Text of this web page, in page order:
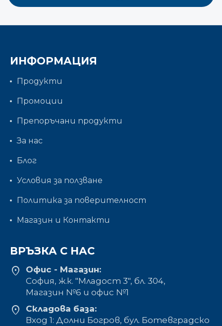
ИНФОРМАЦИЯ
Продукти
Промоции
Препоръчани продукти
За нас
Блог
Условия за ползване
Политика за поверителност
Магазин и Контакти
ВРЪЗКА С НАС
location_on
Офис - Магазин:
София, ж.к. "Младост 3", бл. 304,
Mагазин №6 и офис №1
location_on
Складова база:
Вход 1: Долни Богров, бул. Ботевградско